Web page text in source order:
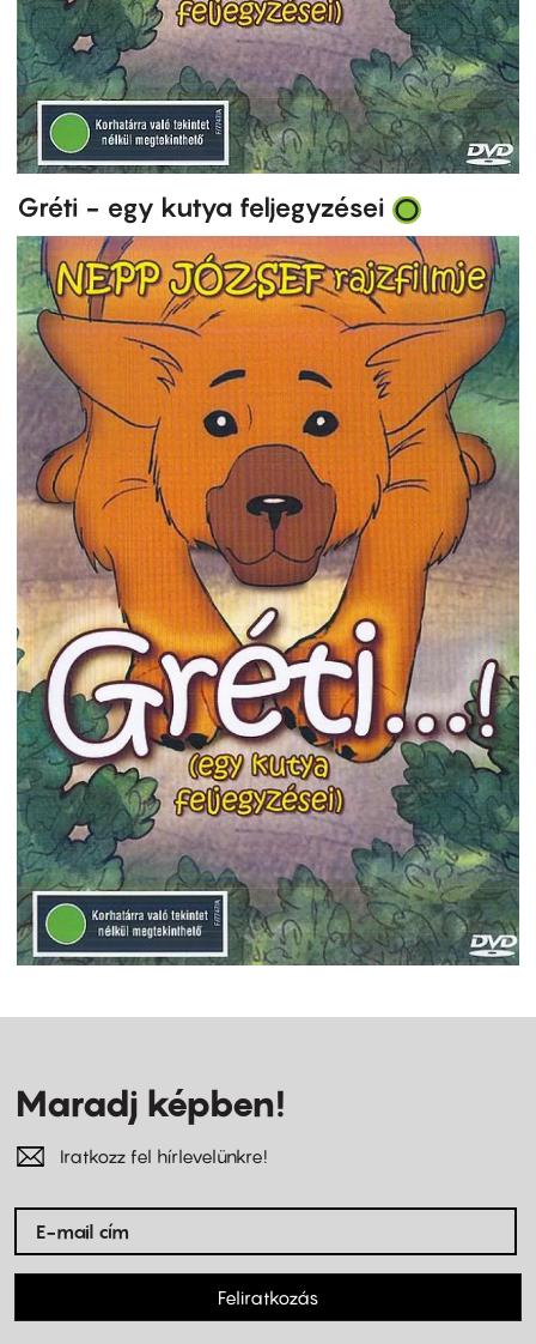
Gréti - egy kutya feljegyzései
Maradj képben!
Iratkozz fel hírlevelünkre!
Feliratkozás